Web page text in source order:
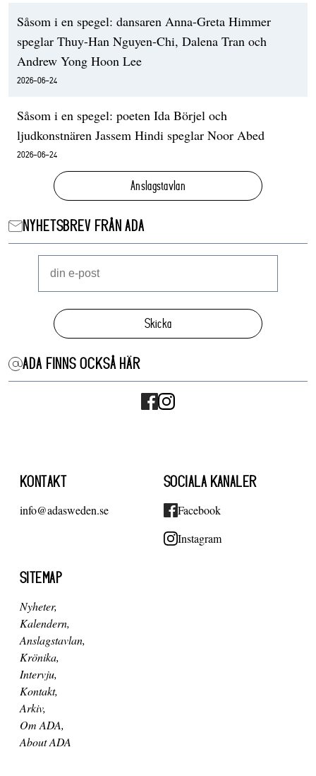
Såsom i en spegel: dansaren Anna-Greta Himmer
speglar Thuy-Han Nguyen-Chi, Dalena Tran och
Andrew Yong Hoon Lee
2026-06-24
Såsom i en spegel: poeten Ida Börjel och
ljudkonstnären Jassem Hindi speglar Noor Abed
2026-06-24
Anslagstavlan
NYHETSBREV FRÅN ADA
Skicka
ADA FINNS OCKSÅ HÄR
KONTAKT
info@adasweden.se
SOCIALA KANALER
Facebook
Instagram
SITEMAP
Nyheter
Kalendern
Anslagstavlan
Krönika
Intervju
Kontakt
Arkiv
Om ADA
About ADA